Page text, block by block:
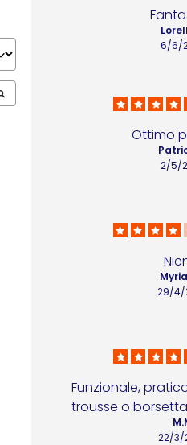
6/6/
Ottimo
2/5/
29/4/
Funzionale,
trousse o
22/3/